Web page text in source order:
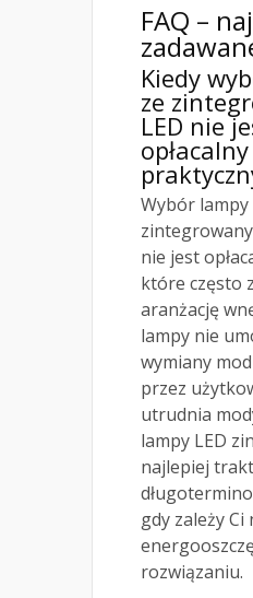
FAQ –
Kiedy
ze
LED nie
Wybór lampy
nie jest
które często
aranżację
lampy nie
wymiany
przez
utrudnia
lampy LED
najlepiej
gdy zależy Ci
rozwiązaniu.